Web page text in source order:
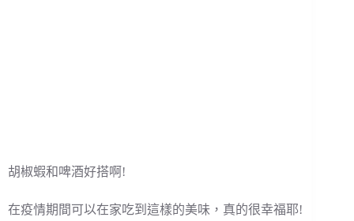
胡椒蝦和啤酒好搭啊!
在疫情期間可以在家吃到這樣的美味，真的很幸福耶!